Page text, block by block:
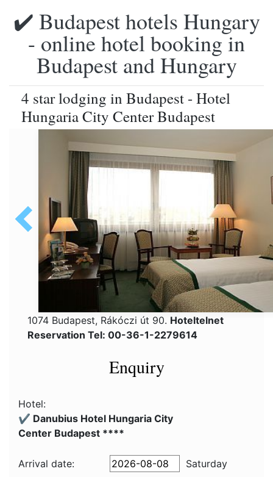
✔️ Budapest hotels Hungary
- online hotel booking in
Budapest and Hungary
4 star lodging in Budapest - Hotel
Hungaria City Center Budapest
1074 Budapest, Rákóczi út 90. Hoteltelnet
Reservation Tel: 00-36-1-2279614
Enquiry
Hotel:
✔️ Danubius Hotel Hungaria City
Center Budapest ****
Arrival date: Saturday